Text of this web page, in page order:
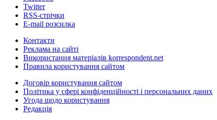
Twitter
RSS-стрічки
E-mail розсилка
Контакти
Реклама на сайті
Використання матеріалів korrespondent.net
Правила користування сайтом
Договір користування сайтом
Політика у сфері конфіденційності і персональних даних
Угода щодо користування
Редакція